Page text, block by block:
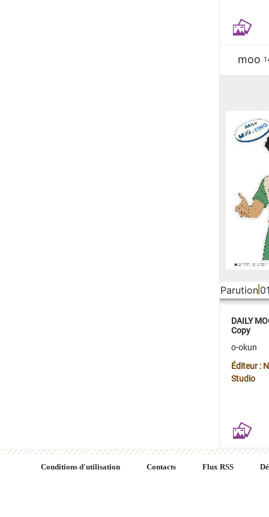
moo
Parution
DAILY
Copy
o-okun
Éditeur :
Studio
Conditions d'utilisation Contacts Flux RSS